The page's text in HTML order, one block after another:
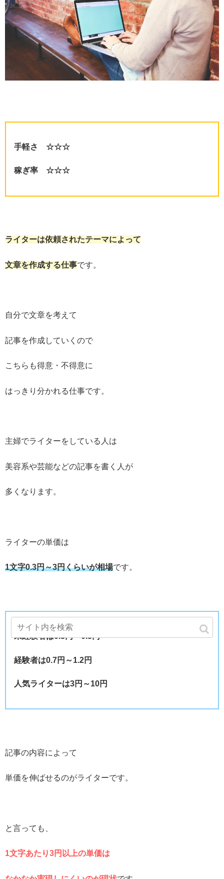
手軽さ ☆☆☆
稼ぎ率 ☆☆☆
ライターは依頼されたテーマによって
文章を作成する仕事です。
自分で文章を考えて
記事を作成していくので
こちらも得意・不得意に
はっきり分かれる仕事です。
主婦でライターをしている人は
美容系や芸能などの記事を書く人が
多くなります。
ライターの単価は
1文字0.3円～3円くらいが相場です。
未経験者は0.3円～0.5円
経験者は0.7円～1.2円
人気ライターは3円～10円
記事の内容によって
単価を伸ばせるのがライターです。
と言っても、
1文字あたり3円以上の単価は